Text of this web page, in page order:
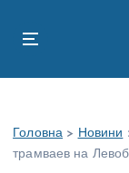
Головна > Новини
трамваев на